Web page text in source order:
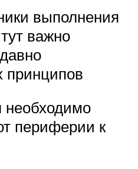
выполнения
важно
необходимо
периферии к